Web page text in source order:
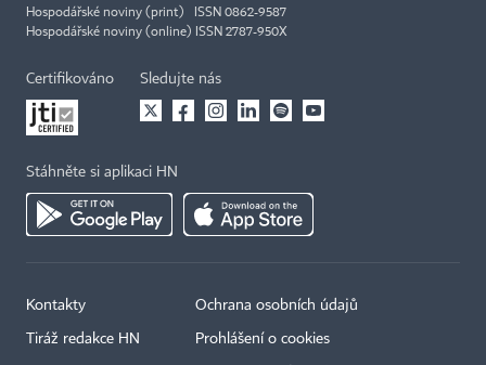
Hospodářské noviny (print) ISSN 0862-9587
Hospodářské noviny (online) ISSN 2787-950X
Certifikováno Sledujte nás
Stáhněte si aplikaci HN
Kontakty
Tiráž redakce HN
Ochrana osobních údajů
Prohlášení o cookies